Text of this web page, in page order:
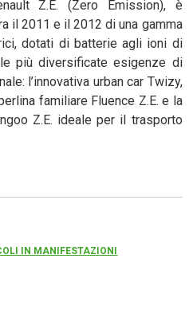
Z.E. (Zero Emission), è
il 2011 e il 2012 di una gamma
dotati di batterie agli ioni di
più diversificate esigenze di
l’innovativa urban car Twizy,
familiare Fluence Z.E. e la
Z.E. ideale per il trasporto
IN MANIFESTAZIONI